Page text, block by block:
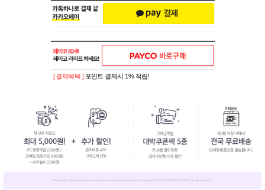
[ 결제혜택 ] 포인트 결제시 1% 적립!